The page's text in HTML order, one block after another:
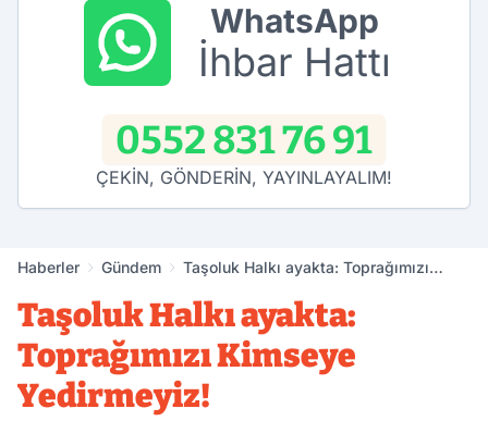
WhatsApp
İhbar Hattı
0552 831 76 91
ÇEKİN, GÖNDERİN, YAYINLAYALIM!
Haberler Gündem
Taşoluk Halkı ayakta: Toprağımızı
Taşoluk Halkı ayakta:
Toprağımızı Kimseye
Yedirmeyiz!